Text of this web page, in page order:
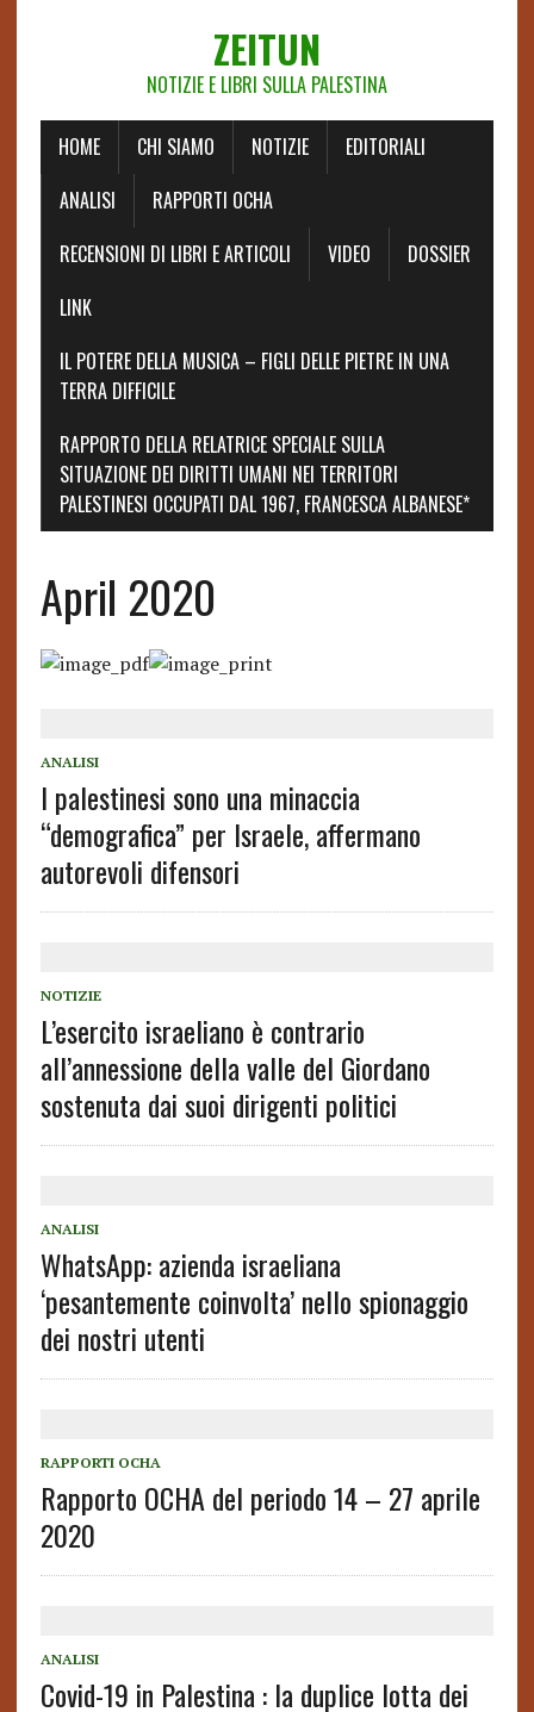
ZEITUN
NOTIZIE E LIBRI SULLA PALESTINA
HOME CHI SIAMO NOTIZIE
EDITORIALI
ANALISI
RAPPORTI OCHA
RECENSIONI DI LIBRI E ARTICOLI
VIDEO
DOSSIER
LINK
IL POTERE DELLA MUSICA – FIGLI DELLE PIETRE IN UNA
TERRA DIFFICILE
RAPPORTO DELLA RELATRICE SPECIALE SULLA
SITUAZIONE DEI DIRITTI UMANI NEI TERRITORI
PALESTINESI OCCUPATI DAL 1967, FRANCESCA ALBANESE*
April 2020
ANALISI
I palestinesi sono una minaccia
“demografica” per Israele, affermano
autorevoli difensori
NOTIZIE
L’esercito israeliano è contrario
all’annessione della valle del Giordano
sostenuta dai suoi dirigenti politici
ANALISI
WhatsApp: azienda israeliana
‘pesantemente coinvolta’ nello spionaggio
dei nostri utenti
RAPPORTI OCHA
Rapporto OCHA del periodo 14 – 27 aprile
2020
ANALISI
Covid-19 in Palestina : la duplice lotta dei